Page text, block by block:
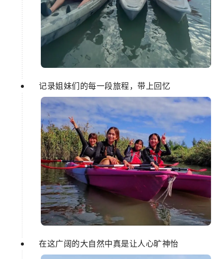
记录姐妹们的每一段旅程，带上回忆
在这广阔的大自然中真是让人心旷神怡